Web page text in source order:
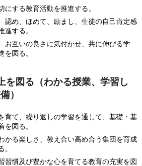
にする教育活動を推進する。
認め、ほめて、励まし、生徒の自己肯定感
進する。
お互いの良さに気付かせ、共に伸びる学
を図る。
を図る（わかる授業、学習し
）
育て、繰り返しの学習を通して、基礎・基
を図る。
かる楽しさ、教え合い高め合う集団を育成
。
習慣及び豊かな心を育てる教育の充実を図